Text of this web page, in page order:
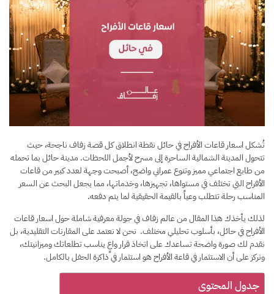
تُشكل اسعار قاعات الأفراح في حائل نقطة انطلاق كل قصة زفاف ناجحة، حيث
تتحول المدينة الشمالية الساحرة إلى مسرح لأجمل اللحظات. مدينة حائل بما تحمله
من طابع اجتماعي مميز وتنوع عمراني واضح، أصبحت وجهة لعدد كبير من قاعات
الأفراح التي تختلف في مستواها، تجهيزها، وخدماتها، مما يجعل البحث عن السعر
المناسب رحلة تتطلب وعياً بالقيمة الحقيقية لما يتم دفعه.
​لذلك يأخذك هذا المقال من عالم زفاف في جولة معرفية شاملة حول اسعار قاعات
الأفراح في حائل، بأسلوب تحليلي مختلف. نحن لا نعتمد على المقارنات التقليدية، بل
نقدم لك صورة واضحة تساعدك على اتخاذ قرار واعٍ يناسب تطلعاتك وميزانيتك،
ونركز على أن الاستثمار في قاعة الأفراح هو استثمار في ذاكرة الحفل بالكامل.
جدول المحتوى